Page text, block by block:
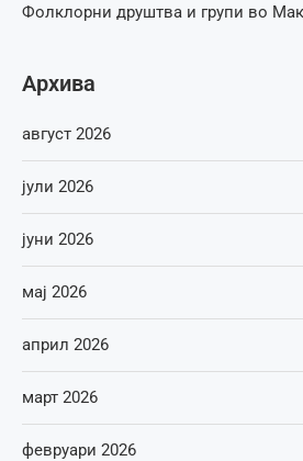
Фолклорни друштва и групи во
Архива
август 2026
јули 2026
јуни 2026
мај 2026
април 2026
март 2026
февруари 2026